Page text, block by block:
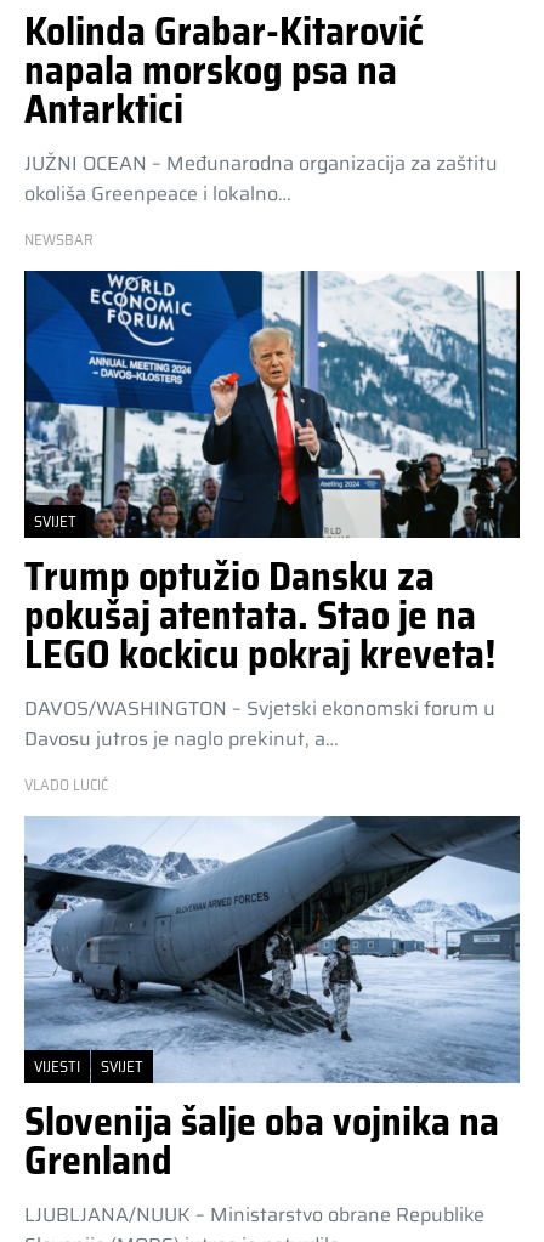
Kolinda Grabar-Kitarović
napala morskog psa na
Antarktici
JUŽNI OCEAN – Međunarodna organizacija za zaštitu
okoliša Greenpeace i lokalno…
NEWSBAR
SVIJET
Trump optužio Dansku za
pokušaj atentata. Stao je na
LEGO kockicu pokraj kreveta!
DAVOS/WASHINGTON – Svjetski ekonomski forum u
Davosu jutros je naglo prekinut, a…
VLADO LUCIĆ
VIJESTI SVIJET
Slovenija šalje oba vojnika na
Grenland
LJUBLJANA/NUUK – Ministarstvo obrane Republike